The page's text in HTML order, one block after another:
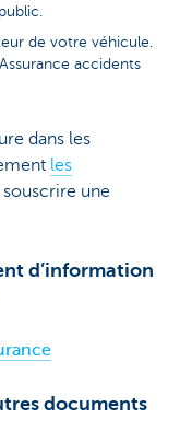
de votre véhicule.
accidents
dans les
les
souscrire une
d’information
documents